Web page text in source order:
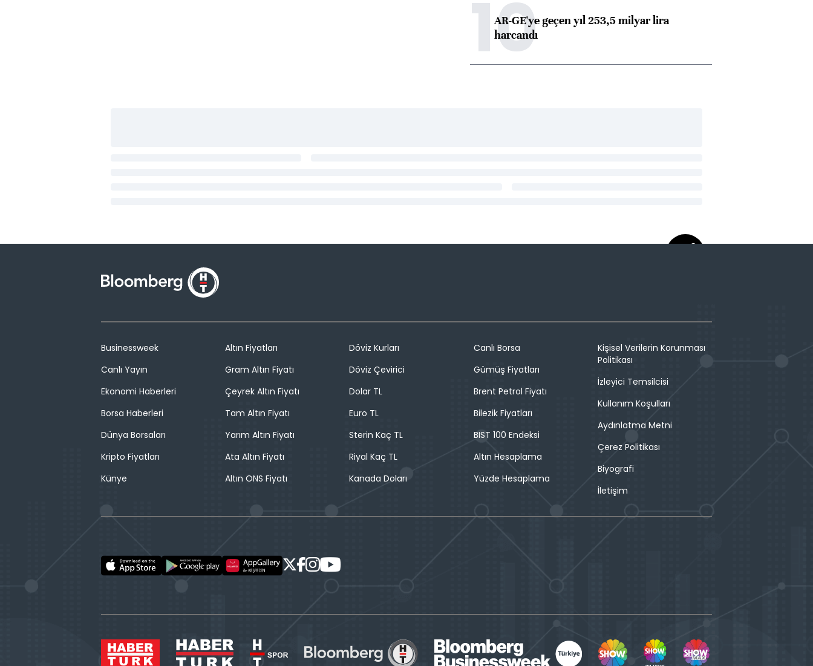
10
AR-GE'ye geçen yıl 253,5 milyar lira
harcandı
Businessweek
Canlı Yayın
Ekonomi Haberleri
Borsa Haberleri
Dünya Borsaları
Kripto Fiyatları
Künye
Altın Fiyatları
Gram Altın Fiyatı
Çeyrek Altın Fiyatı
Tam Altın Fiyatı
Yarım Altın Fiyatı
Ata Altın Fiyatı
Altın ONS Fiyatı
Döviz Kurları
Döviz Çevirici
Dolar TL
Euro TL
Sterin Kaç TL
Riyal Kaç TL
Kanada Doları
Canlı Borsa
Gümüş Fiyatları
Brent Petrol Fiyatı
Bilezik Fiyatları
BIST 100 Endeksi
Altın Hesaplama
Yüzde Hesaplama
Kişisel Verilerin Korunması
Politikası
İzleyici Temsilcisi
Kullanım Koşulları
Aydınlatma Metni
Çerez Politikası
Biyografi
İletişim